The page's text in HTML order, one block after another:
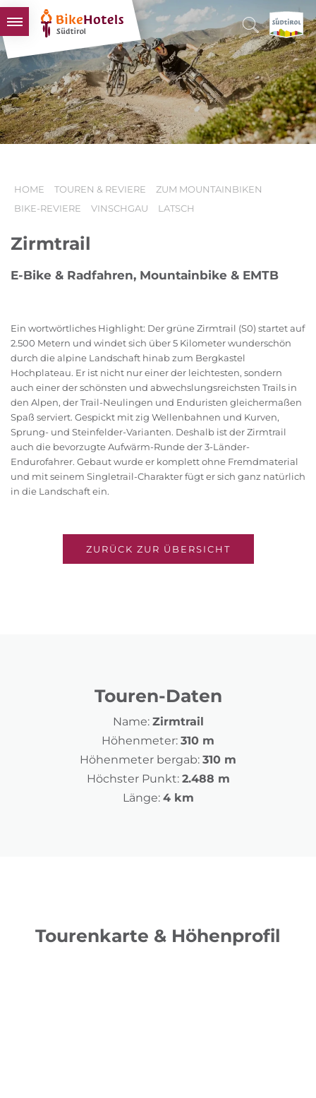
BIKEHOTELS
HOTELS & PAKETE
TOUREN & REVIERE
SÜDTIROL & WIR
HOME TOUREN & REVIERE
ZUM MOUNTAINBIKEN
BIKE-REVIERE
VINSCHGAU LATSCH
Zirmtrail
E-Bike & Radfahren, Mountainbike & EMTB
Ein wortwörtliches Highlight: Der grüne Zirmtrail (S0) startet auf
2.500 Metern und windet sich über 5 Kilometer wunderschön
durch die alpine Landschaft hinab zum Bergkastel
Hochplateau. Er ist nicht nur einer der leichtesten, sondern
auch einer der schönsten und abwechslungsreichsten Trails in
den Alpen, der Trail-Neulingen und Enduristen gleichermaßen
Spaß serviert. Gespickt mit zig Wellenbahnen und Kurven,
Sprung- und Steinfelder-Varianten. Deshalb ist der Zirmtrail
auch die bevorzugte Aufwärm-Runde der 3-Länder-
Endurofahrer. Gebaut wurde er komplett ohne Fremdmaterial
und mit seinem Singletrail-Charakter fügt er sich ganz natürlich
in die Landschaft ein.
ZURÜCK ZUR ÜBERSICHT
Touren-Daten
Name: Zirmtrail
Höhenmeter: 310 m
Höhenmeter bergab: 310 m
Höchster Punkt: 2.488 m
Länge: 4 km
Tourenkarte & Höhenprofil